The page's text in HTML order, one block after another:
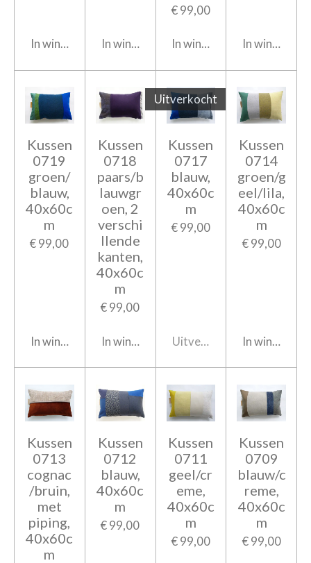
In winkelwagenIn winkelwagen
€ 99,00
In winkelwagenIn
Kussen
0719
groen/
blauw,
40x60c
m
€ 99,00
In winkelwagen
Kussen
0718
paars/b
lauwgr
oen, 2
verschi
llende
kanten,
40x60c
m
€ 99,00
In winkelwagen
Uitverkocht
Kussen
0717
blauw,
40x60c
m
€ 99,00
Uitverkocht
Kussen
0714
groen/g
eel/lila,
40x60c
m
€ 99,00
In
Kussen
0713
cognac
/bruin,
met
piping,
40x60c
m
Kussen
0712
blauw,
40x60c
m
€ 99,00
Kussen
0711
geel/cr
eme,
40x60c
m
€ 99,00
Kussen
0709
blauw/c
reme,
40x60c
m
€ 99,00